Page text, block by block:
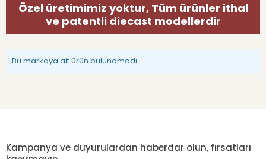
Özel üretimimiz yoktur, Tüm ürünler ithal
ve patentli diecast modellerdir
Bu markaya ait ürün bulunamadı.
Kampanya ve duyurulardan haberdar olun, fırsatları